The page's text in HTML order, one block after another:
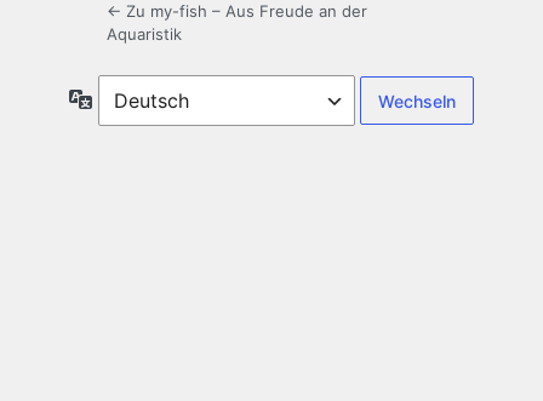
← Zu my-fish – Aus Freude an der
Aquaristik
Sprache